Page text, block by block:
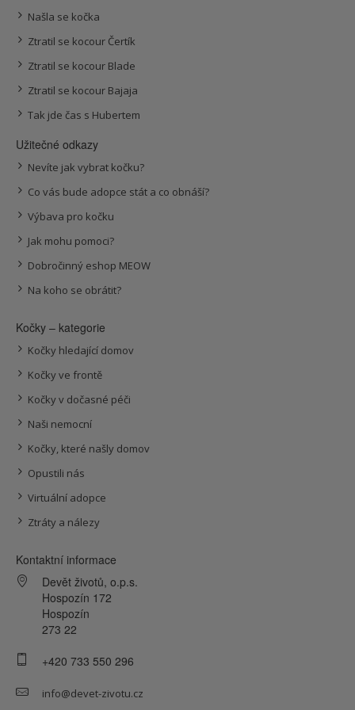
Našla se kočka
Ztratil se kocour Čertík
Ztratil se kocour Blade
Ztratil se kocour Bajaja
Tak jde čas s Hubertem
Užitečné odkazy
Nevíte jak vybrat kočku?
Co vás bude adopce stát a co obnáší?
Výbava pro kočku
Jak mohu pomoci?
Dobročinný eshop MEOW
Na koho se obrátit?
Kočky – kategorie
Kočky hledající domov
Kočky ve frontě
Kočky v dočasné péči
Naši nemocní
Kočky, které našly domov
Opustili nás
Virtuální adopce
Ztráty a nálezy
Kontaktní informace
Devět životů, o.p.s.
Hospozín 172
Hospozín
273 22
+420 733 550 296
info@devet-zivotu.cz